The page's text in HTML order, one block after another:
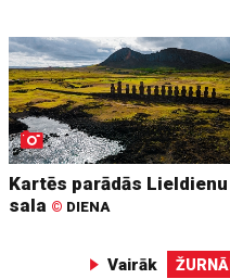
Kartēs parādās Lieldienu
sala © DIENA
Vairāk